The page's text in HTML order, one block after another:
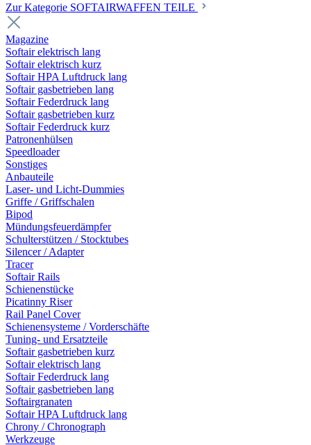
Zur Kategorie SOFTAIRWAFFEN TEILE
Magazine
Softair elektrisch lang
Softair elektrisch kurz
Softair HPA Luftdruck lang
Softair gasbetrieben lang
Softair Federdruck lang
Softair gasbetrieben kurz
Softair Federdruck kurz
Patronenhülsen
Speedloader
Sonstiges
Anbauteile
Laser- und Licht-Dummies
Griffe / Griffschalen
Bipod
Mündungsfeuerdämpfer
Schulterstützen / Stocktubes
Silencer / Adapter
Tracer
Softair Rails
Schienenstücke
Picatinny Riser
Rail Panel Cover
Schienensysteme / Vorderschäfte
Tuning- und Ersatzteile
Softair gasbetrieben kurz
Softair elektrisch lang
Softair Federdruck lang
Softair gasbetrieben lang
Softairgranaten
Softair HPA Luftdruck lang
Chrony / Chronograph
Werkzeuge